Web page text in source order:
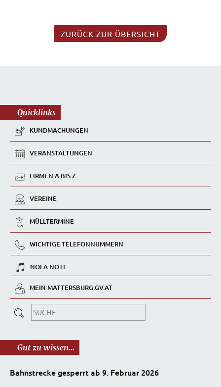
ZURÜCK ZUR ÜBERSICHT
Quicklinks
KUNDMACHUNGEN
VERANSTALTUNGEN
FIRMEN A BIS Z
VEREINE
MÜLLTERMINE
WICHTIGE TELEFONNUMMERN
NOLA NOTE
MEIN MATTERSBURG.GV.AT
Gut zu wissen...
Bahnstrecke gesperrt ab 9. Februar 2026